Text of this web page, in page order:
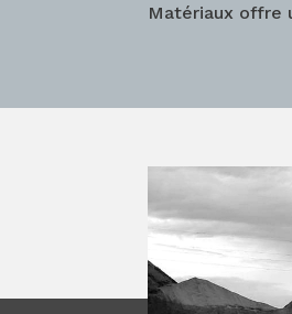
Matériaux offre